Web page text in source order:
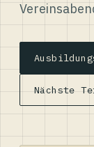
Nächste